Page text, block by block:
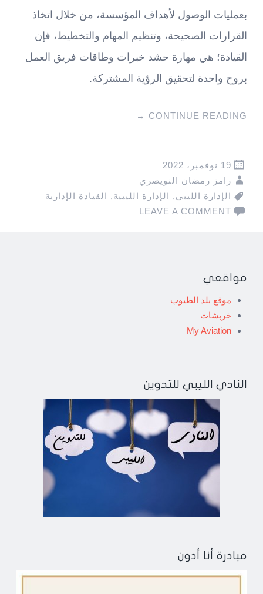
بعمليات الوصول لأهداف المؤسسة، من خلال اتخاذ
القرارات الصحيحة، وتنظيم المهام والتخطيط، فإن
القيادة؛ هي مهارة حشد خبرات وطاقات فريق العمل
بروح واحدة لتحقيق الرؤية المشتركة.
CONTINUE READING
→
19 نوفمبر، 2022
رامز رمضان النويصري
الإدارة الليبي, الإدارة الليبية, القيادة الإدارية
LEAVE A COMMENT
مواقعي
موقع بلد الطيوب
خربشات
My Aviation
النادي الليبي للتدوين
مبادرة أنا أدون